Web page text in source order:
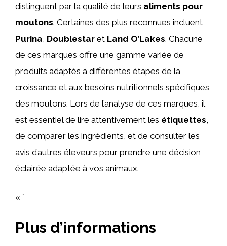
distinguent par la qualité de leurs aliments pour
moutons. Certaines des plus reconnues incluent
Purina Doublestar et Land O’Lakes. Chacune
de ces marques offre une gamme variée de
produits adaptés à différentes étapes de la
croissance et aux besoins nutritionnels spécifiques
des moutons. Lors de l’analyse de ces marques, il
est essentiel de lire attentivement les étiquettes
de comparer les ingrédients, et de consulter les
avis d’autres éleveurs pour prendre une décision
éclairée adaptée à vos animaux.
« `
Plus d’informations